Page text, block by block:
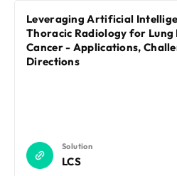
Leveraging Artificial
Thoracic Radiology for Lung
Cancer - Applications,
Directions
Solution
LCS